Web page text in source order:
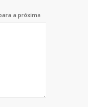
a próxima